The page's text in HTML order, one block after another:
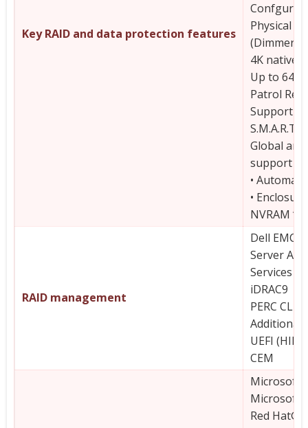
Key RAID and data protection features
Physical
(Dimmer
4K native
Up to 64
Patrol
Support
S.M.A.R.T.
Global
support
•
•
NVRAM
RAID management
Dell EMC
Server
Services
iDRAC9
PERC CLI
Additional
UEFI (HII)
CEM
Red Hat®